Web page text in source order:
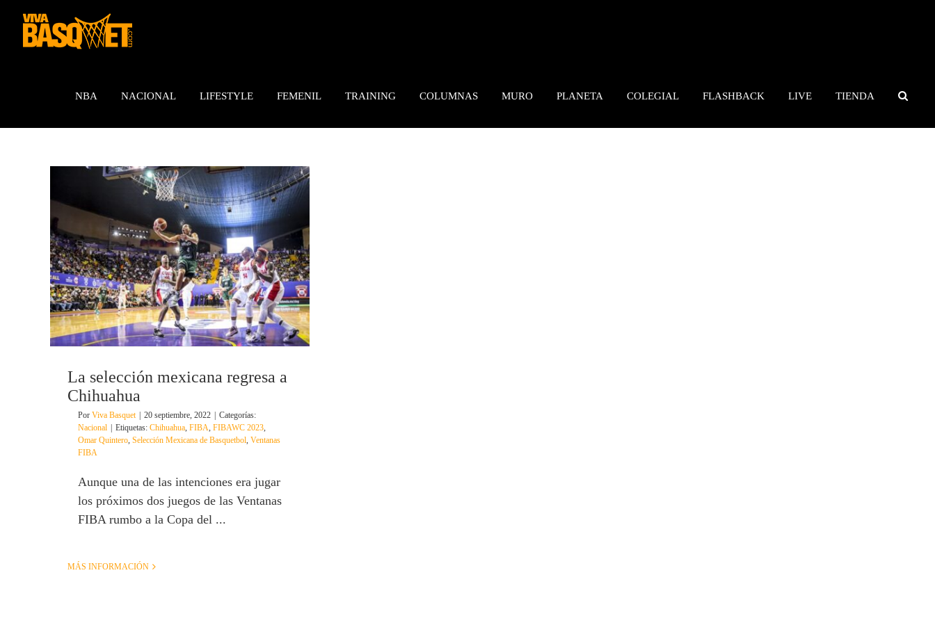
contenido
NBA NACIONAL LIFESTYLE FEMENIL TRAINING COLUMNAS MURO PLANETA COLEGIAL FLASHBACK LIVE TIENDA
La selección mexicana regresa a
Chihuahua
Por Viva Basquet 20 septiembre, 2022
Categorías:
Nacional
Etiquetas: Chihuahua, FIBA, FIBAWC 2023,
Omar Quintero, Selección Mexicana de Basquetbol, Ventanas
FIBA
Aunque una de las intenciones era jugar
los próximos dos juegos de las Ventanas
FIBA rumbo a la Copa del ...
MÁS INFORMACIÓN